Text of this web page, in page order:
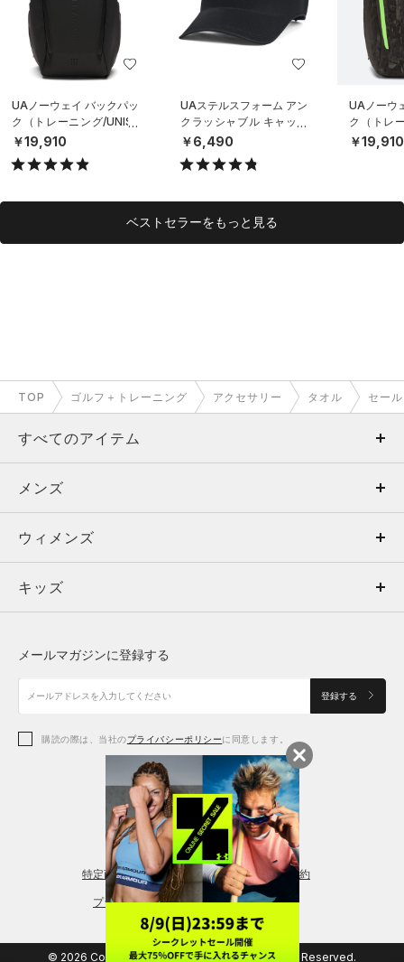
UAノーウェイ バックパッ
ク（トレーニング/UNISE
X）
￥19,910
UAステルスフォーム アン
クラッシャブル キャップ
（ライフスタイル/UNISE
￥6,490
UAノーウ
ク（トレ
X）
￥19,910
ベストセラーをもっと見る
TOP ゴルフ＋トレーニング アクセサリー タオル セール
すべてのアイテム
メンズ
ウィメンズ
キッズ
アクセサリー
メンズ
トップス
ボトムス
アクセサリー
ウィメンズ
トップス
シューズ
アクセサリー
レギンス＆タイツ
キッズ
シューズ
メールマガジンに登録する
登録する
購読の際は、当社のプライバシーポリシーに同意します。
特定商取引法に基づく通販の表記 会員規約
プライバシーポリシー
© 2026 Copyright DOME Corporation. All Rights Reserved.